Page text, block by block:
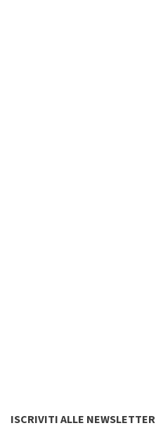
ISCRIVITI ALLE NEWSLETTER